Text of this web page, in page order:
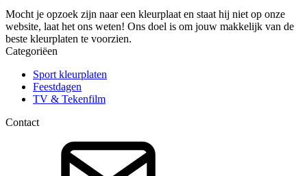
Mocht je opzoek zijn naar een kleurplaat en staat hij niet op onze
website, laat het ons weten! Ons doel is om jouw makkelijk van de
beste kleurplaten te voorzien.
Categoriëen
Sport kleurplaten
Feestdagen
TV & Tekenfilm
Contact